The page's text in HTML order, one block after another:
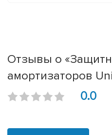
Отзывы о
амортизаторов
0.0